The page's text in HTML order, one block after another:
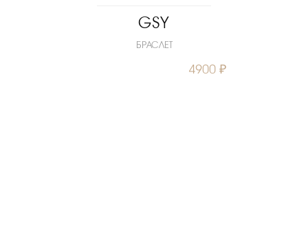
GSY
БРАСЛЕТ
4900 ₽